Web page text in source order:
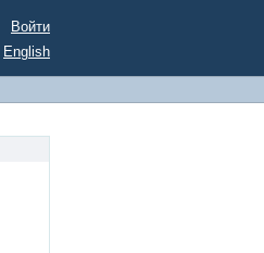
Войти
English